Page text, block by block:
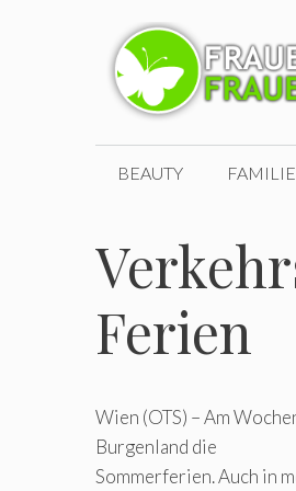
BEAUTY FAMILIE
Ferien
Wien (OTS) – Am
Burgenland die
Sommerferien. Auch in